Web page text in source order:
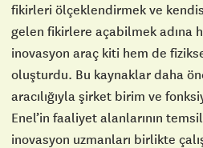
fikirleri ölçeklendirmek ve
gelen fikirlere açabilmek adına
inovasyon araç kiti hem de
oluşturdu. Bu kaynaklar daha
aracılığıyla şirket birim ve
Enel’in faaliyet alanlarının
inovasyon uzmanları birlikte